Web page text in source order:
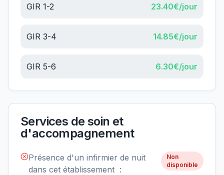
GIR 1-2 23.40€/jour
GIR 3-4 14.85€/jour
GIR 5-6 6.30€/jour
Services de soin et
d'accompagnement
Présence d'un infirmier de nuit
dans cet établissement :
Non
disponible